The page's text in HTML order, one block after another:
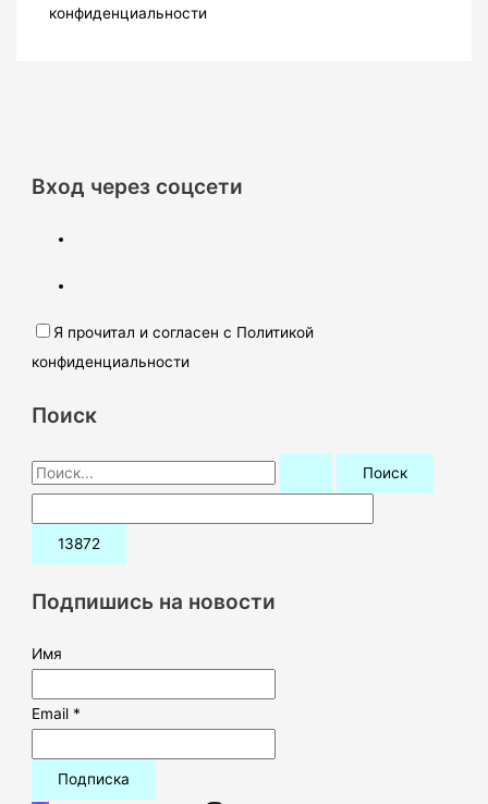
конфиденциальности
Вход через соцсети
Я прочитал и согласен с Политикой
конфиденциальности
Поиск
П
о
и
:Подпишись на новости
Имя
Email *